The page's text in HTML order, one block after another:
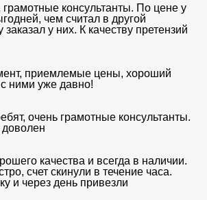
консультанты. По цене у
чем считал в другой
у них. К качеству претензий
приемлемые цены, хороший
ними уже давно!
очень грамотные консультанты.
доволен
качества и всегда в наличии.
счет скинули в течение часа.
и через день привезли